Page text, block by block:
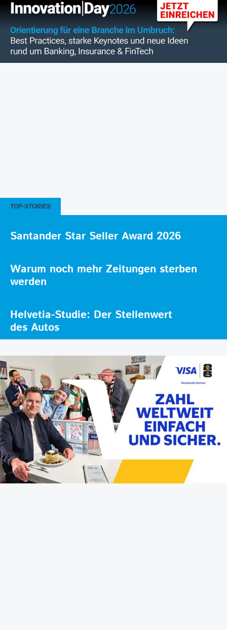
TOP-STORIES
Santander Star Seller Award 2026
Warum noch mehr Zeitungen sterben
werden
Helvetia-Studie: Der Stellenwert
des Autos